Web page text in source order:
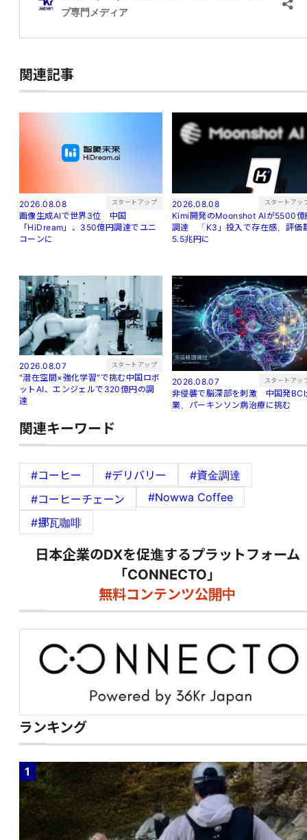
関連記事
2026.08.08 スタートアップ
画像生成AIで世界3位 中国
「HiDream」、350億円調達でユニ
コーンに
2026.08.08 スタートアッ
Kimi開発のMoonshot AIが5500億
調達 「K3」投入で存在感、評価
5.5兆円に
2026.08.07 スタートアップ
"潜在空間×強化学習"で挑む中国ロボ
ットAI、エンジェルで320億円の調
達
2026.08.07 スタートアッ
非侵襲で脳深部を刺激 中国発BCI
業、パーキンソン病治療に挑む
関連キーワード
#コーヒー #デリバリー
#資金調達
#コーヒーチェーン
#Nowwa Coffee
#挪瓦咖啡
日本企業のDXを促進するプラットフォーム
「CONNECTO」
無料コンテンツ公開中
ランキング
1